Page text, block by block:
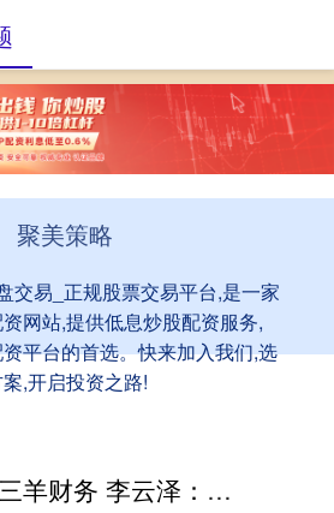
聚美策略
交易_正规股票交易平台,是一家
网站,提供低息炒股配资服务,
平台的首选。快来加入我们,选
,开启投资之路!
三羊财务 李云泽：进一步拓展金融开放广度和深度